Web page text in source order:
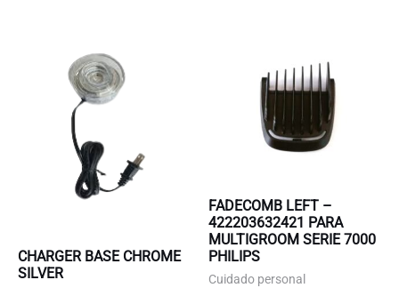
CHARGER BASE CHROME
SILVER
FADECOMB LEFT –
422203632421 PARA
MULTIGROOM SERIE 7000
PHILIPS
Cuidado personal